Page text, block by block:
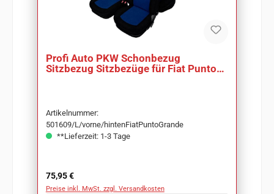
Profi Auto PKW Schonbezug
Sitzbezug Sitzbezüge für Fiat Punto
Artikelnummer:
501609/L/vorne/hintenFiatPuntoGrande
**Lieferzeit: 1-3 Tage
Regulärer Preis:
75,95 €
Preise inkl. MwSt. zzgl. Versandkosten